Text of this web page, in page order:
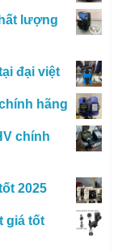
lượng
đại việt
hãng
chính
2025
giá tốt